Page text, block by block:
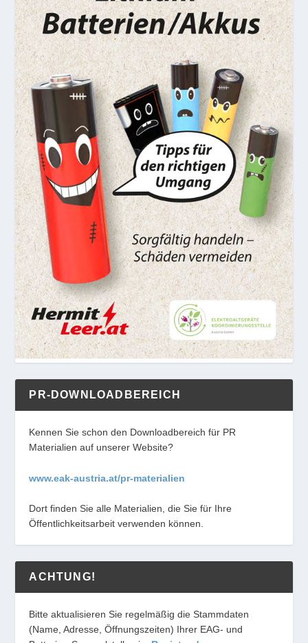
PR-DOWNLOADBEREICH
Kennen Sie schon den Downloadbereich für PR
Materialien auf unserer Website?
www.eak-austria.at/pr-materialien
Dort finden Sie alle Materialien, die Sie für Ihre
Öffentlichkeitsarbeit verwenden können.
ACHTUNG!
Bitte aktualisieren Sie regelmäßig die Stammdaten
(Name, Adresse, Öffnungszeiten) Ihrer EAG- und